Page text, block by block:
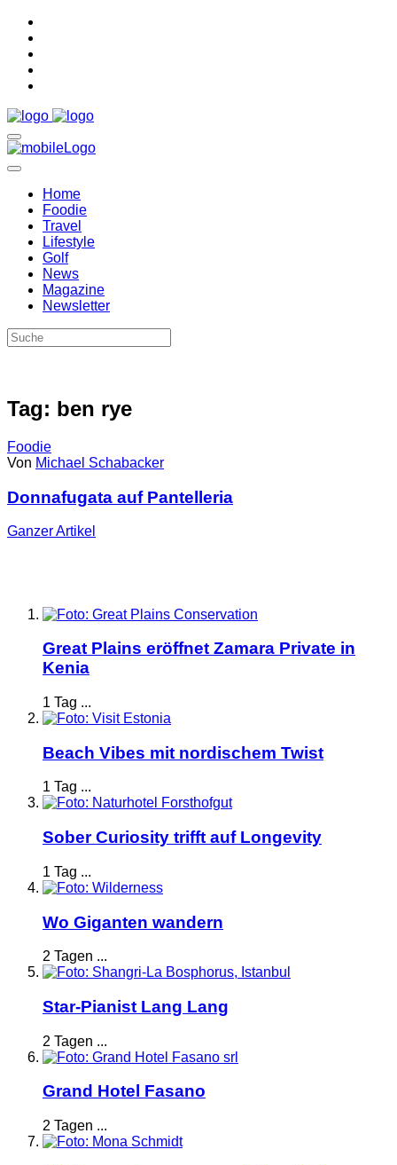
Home
Foodie
Travel
Lifestyle
Golf
News
Magazine
Newsletter
Tag: ben rye
Foodie
Von Michael Schabacker
Donnafugata auf Pantelleria
GanzerArtikel
Great Plains eröffnet Zamara Private in
Kenia
1 Tag ...
Beach Vibes mit nordischem Twist
1 Tag ...
Sober Curiosity trifft auf Longevity
1 Tag ...
Wo Giganten wandern
2 Tagen ...
Star-Pianist Lang Lang
2 Tagen ...
Grand Hotel Fasano
2 Tagen ...